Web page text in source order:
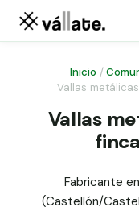
Malla
Malla
Malla triple
Puerta
Puerta
Inicio /
Vallas
Vallas
Fabricante
(Castellón/